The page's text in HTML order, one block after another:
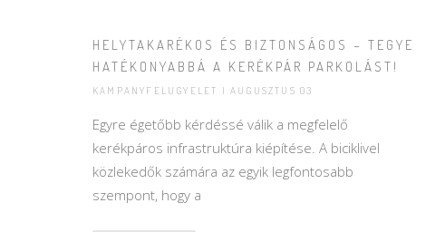
HELYTAKARÉKOS ÉS BIZTONSÁGOS – TEGYE
HATÉKONYABBÁ A KERÉKPÁR PARKOLÁST!
KAMPANYFELUGYELET | AUGUSZTUS 03
Egyre égetőbb kérdéssé válik a megfelelő
kerékpáros infrastruktúra kiépítése. A biciklivel
közlekedők számára az egyik legfontosabb
szempont, hogy a